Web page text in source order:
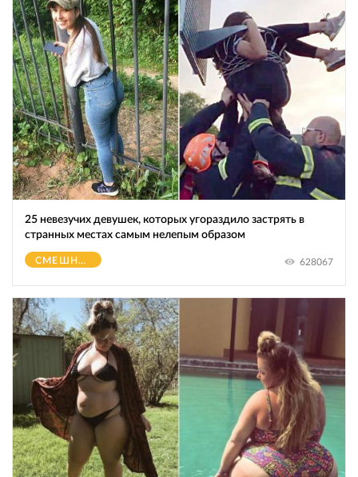
25 невезучих девушек, которых угораздило застрять в
странных местах самым нелепым образом
СМЕШНОЕ 628067